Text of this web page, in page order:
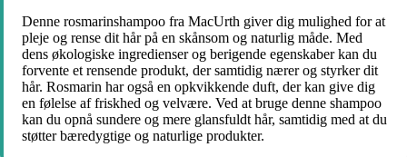
Denne rosmarinshampoo fra MacUrth giver dig mulighed for at
pleje og rense dit hår på en skånsom og naturlig måde. Med
dens økologiske ingredienser og berigende egenskaber kan du
forvente et rensende produkt, der samtidig nærer og styrker dit
hår. Rosmarin har også en opkvikkende duft, der kan give dig
en følelse af friskhed og velvære. Ved at bruge denne shampoo
kan du opnå sundere og mere glansfuldt hår, samtidig med at du
støtter bæredygtige og naturlige produkter.